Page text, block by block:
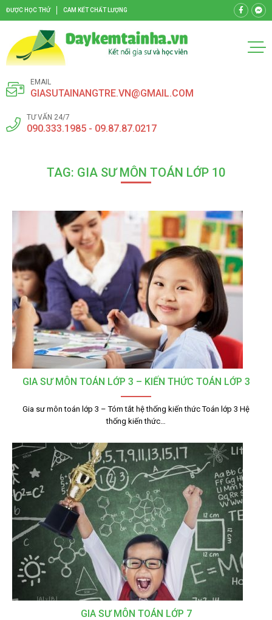
ĐƯỢC HỌC THỬ CAM KẾT CHẤT LƯỢNG
EMAIL
GIASUTAINANGTRE.VN@GMAIL.COM
TƯ VẤN 24/7
090.333.1985 - 09.87.87.0217
TAG: GIA SƯ MÔN TOÁN LỚP 10
GIA SƯ MÔN TOÁN LỚP 3 – KIẾN THỨC TOÁN LỚP 3
Gia sư môn toán lớp 3 – Tóm tắt hệ thống kiến thức Toán lớp 3 Hệ
thống kiến thức…
GIA SƯ MÔN TOÁN LỚP 7